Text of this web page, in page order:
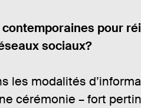
pour
sociaux?
les modalités
cérémonie – fort